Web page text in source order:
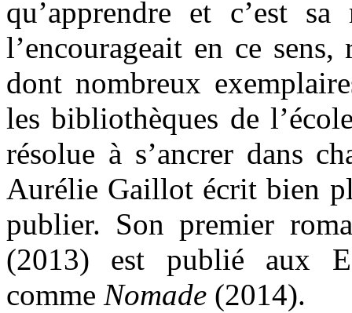
qu’apprendre et c’est
l’encourageait en ce
dont nombreux
les bibliothèques de
résolue à s’ancrer dans
Aurélie Gaillot écrit bien
publier. Son premier
(2013) est publié aux
comme Nomade (2014).